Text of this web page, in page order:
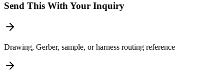
Send This With Your Inquiry
Drawing, Gerber, sample, or harness routing reference